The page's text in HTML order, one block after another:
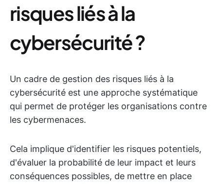
risques liés à la
cybersécurité ?
Un cadre de gestion des risques liés à la
cybersécurité est une approche systématique
qui permet de protéger les organisations contre
les cybermenaces.
Cela implique d'identifier les risques potentiels,
d'évaluer la probabilité de leur impact et leurs
conséquences possibles, de mettre en place